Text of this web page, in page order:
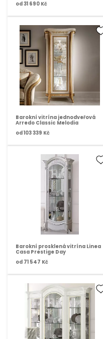
od31 690 Kč
Barokní vitrína jednodveřová
Arredo Classic Melodia
od103 339 Kč
Barokní prosklená vitrína Linea
Casa Prestige Day
od 71 547 Kč